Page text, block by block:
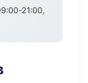
21:00,